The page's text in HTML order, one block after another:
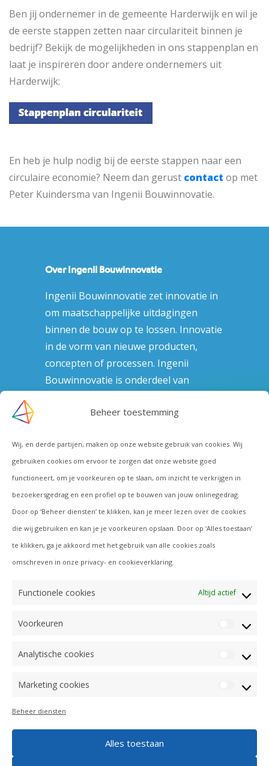
Beheer toestemming
Wij, en derde partijen, maken op onze website gebruik van cookies. Wij
gebruiken cookies om ervoor te zorgen dat onze website goed
functioneert, om je voorkeuren op te slaan, om inzicht te verkrijgen in
bezoekersgedrag en een profiel op te bouwen van jouw onlinegedrag.
Door op ‘Beheer diensten’ te klikken, kan je meer lezen over de cookies
die wij gebruiken en kan je je voorkeuren opslaan. Door op ‘Alles toestaan’
te klikken, ga je akkoord met het gebruik van alle cookies zoals
omschreven in onze privacy- en cookieverklaring.
Functionele cookies Altijd actief
Voorkeuren
Analytische cookies
Marketing cookies
Beheer diensten
Alles toestaan
Ben jij ondernemer in de gemeente Harderwijk en wil je
de eerste stappen zetten naar circulariteit binnen je
bedrijf? Bekijk de mogelijkheden in ons stappenplan en
laat je inspireren door andere ondernemers uit
Harderwijk:
En heb je hulp nodig bij de eerste stappen naar een
circulaire economie? Neem dan gerust contact op met
Peter Kuindersma van Ingenii Bouwinnovatie.
Over Ingenii Bouwinnovatie
Ingenii Bouwinnovatie zet innovatie in
om maatschappelijke uitdagingen
binnen de bouw op te lossen. Innovatie
in de vorm van nieuwe producten,
concepten of processen. Ingenii
Bouwinnovatie is onderdeel van
Meer over:
Conceptontwikkeling
Productontwikkeling
Training & coaching
Advies
Experience Lab
Nieman Groep
Cookie policy
Disclaimer